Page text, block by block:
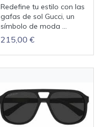
Redefine tu estilo con las
gafas de sol Gucci, un
símbolo de moda ...
215,00 €